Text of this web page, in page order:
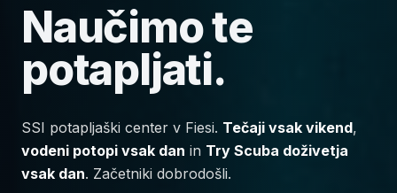
Naučimo te
potapljati.
SSI potapljaški center v Fiesi. Tečaji vsak vikend,
vodeni potopi vsak dan in Try Scuba doživetja
vsak dan. Začetniki dobrodošli.